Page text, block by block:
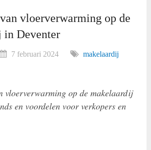
vloerverwarming op de
in Deventer
7 februari 2024
makelaardij
vloerverwarming op de makelaardij
en voordelen voor verkopers en